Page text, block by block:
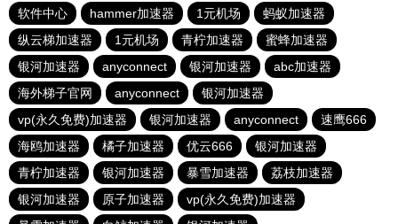
软件中心
hammer加速器 1元机场
蚂蚁加速器
纵云梯加速器
1元机场 青柠加速器
蜜蜂加速器
银河加速器
anyconnect 银河加速器
abc加速器
海外梯子官网
anyconnect
银河加速器
vp(永久免费)加速器
银河加速器 anyconnect
速鹰666
海鸥加速器
橘子加速器 优云666
银河加速器
青柠加速器
银河加速器 暴雪加速器
荔枝加速器
银河加速器
原子加速器
vp(永久免费)加速器